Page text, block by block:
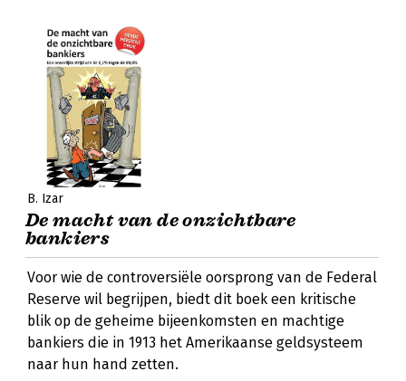
B. Izar
De macht van de onzichtbare
bankiers
Voor wie de controversiële oorsprong van de Federal
Reserve wil begrijpen, biedt dit boek een kritische
blik op de geheime bijeenkomsten en machtige
bankiers die in 1913 het Amerikaanse geldsysteem
naar hun hand zetten.